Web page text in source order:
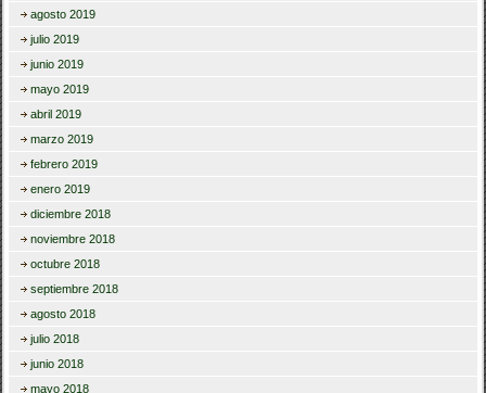
agosto 2019
julio 2019
junio 2019
mayo 2019
abril 2019
marzo 2019
febrero 2019
enero 2019
diciembre 2018
noviembre 2018
octubre 2018
septiembre 2018
agosto 2018
julio 2018
junio 2018
mayo 2018